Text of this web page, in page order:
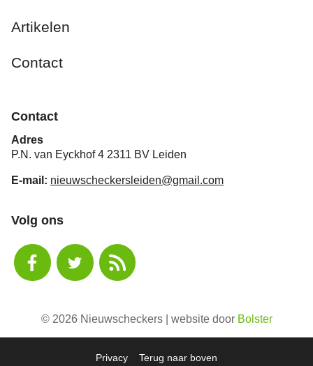
Artikelen
Contact
Contact
Adres
P.N. van Eyckhof 4 2311 BV Leiden
E-mail: nieuwscheckersleiden@gmail.com
Volg ons
© 2026 Nieuwscheckers | website door Bolster
Privacy Terug naar boven